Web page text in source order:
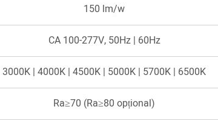
150 lm/w
CA 100-277V, 50Hz | 60Hz
3000K | 4000K | 4500K | 5000K | 5700K | 6500K
Ra≥70 (Ra≥80 opțional)